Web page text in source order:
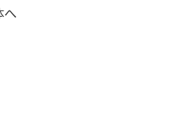
へ